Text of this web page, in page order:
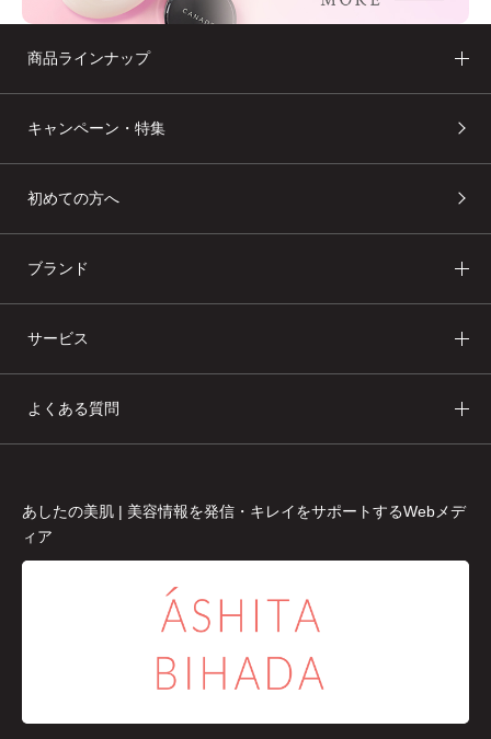
商品ラインナップ
キャンペーン・特集
初めての方へ
ブランド
サービス
よくある質問
あしたの美肌 | 美容情報を発信・キレイをサポートするWebメデ
ィア